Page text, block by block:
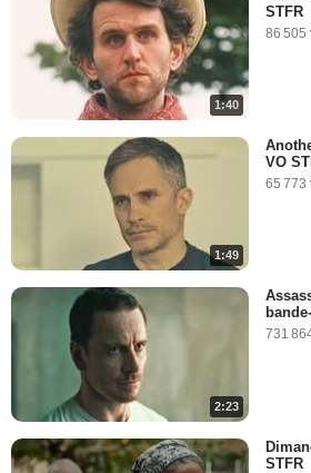
1:40
STFR
86 505
1:49
VO
65 773
2:23
731
STFR